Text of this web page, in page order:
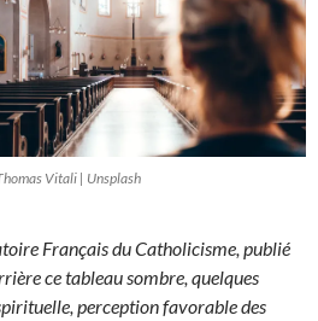
Vitali | Unsplash
Français du Catholicisme, publié
ce tableau sombre, quelques
perception favorable des